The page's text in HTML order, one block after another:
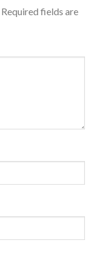
Required fields are